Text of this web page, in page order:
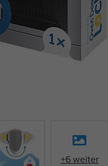
+6 weiter